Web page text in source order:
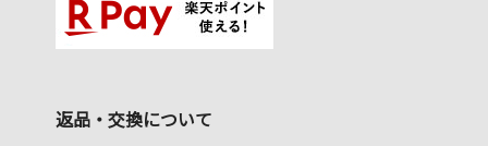
返品・交換について